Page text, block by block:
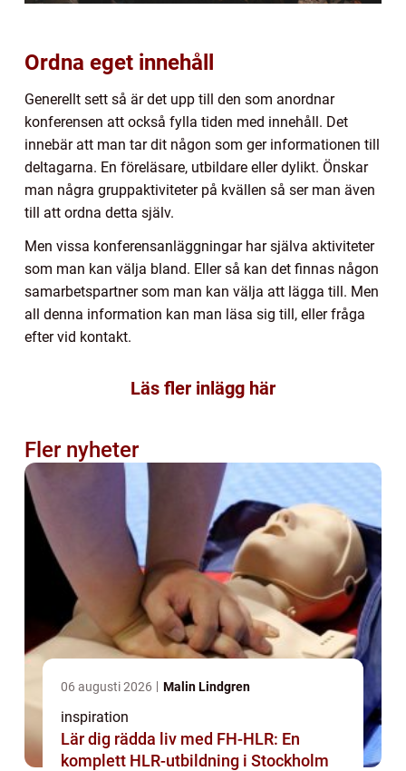
Ordna eget innehåll
Generellt sett så är det upp till den som anordnar
konferensen att också fylla tiden med innehåll. Det
innebär att man tar dit någon som ger informationen till
deltagarna. En föreläsare, utbildare eller dylikt. Önskar
man några gruppaktiviteter på kvällen så ser man även
till att ordna detta själv.
Men vissa konferensanläggningar har själva aktiviteter
som man kan välja bland. Eller så kan det finnas någon
samarbetspartner som man kan välja att lägga till. Men
all denna information kan man läsa sig till, eller fråga
efter vid kontakt.
Läs fler inlägg här
Fler nyheter
06 augusti 2026 Malin Lindgren
inspiration
Lär dig rädda liv med FH-HLR: En
komplett HLR-utbildning i Stockholm